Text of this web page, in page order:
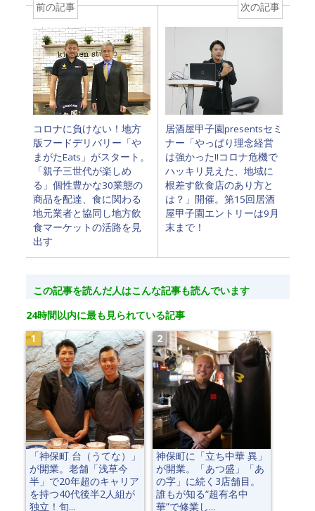
前の記事
コロナに負けない！地方
版フードデリバリー「や
まがたEats」がスタート。
「親子三世代が楽しめ
る」個性豊かな30業態の
商品を配達、食に関わる
地元業者と協同し地方飲
食マーケットの活路を見
出す
次の記事
居酒屋甲子園presentsセミ
ナー「やっぱり理念経営
は強かった‼コロナ危機で
ハッキリ見えた、地域に
根差す飲食店のあり方と
は？」開催。第15回居酒
屋甲子園エントリーは9月
末まで！
この記事を読んだ人はこんな記事も読んでいます
24時間以内に最も見られている記事
「神保町 台（うてな）」
が開業。老舗「浅草今
半」で20年超のキャリア
を持つ40代後半2人組が
独立！旬...
神保町に「立ち中華 異」
が開業。「あつ盛」「あ
の字」に続く3店舗目。
誰もが知る“超有名中
華”で修業し...